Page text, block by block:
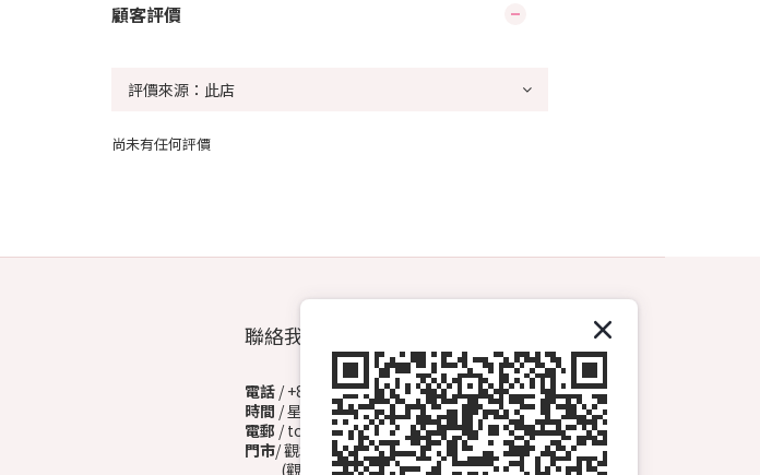
顧客評價
尚未有任何評價
聯絡我們
電話 / +852 6572 3153（Whatsapp）
時間 / 星期一至日 13:00-00:00
電郵 / topdrawhkcs@gmail.com
門市/ 觀塘開源道72號溢財中心地下A2舖
(觀塘B1出口, 轉右天橋底)